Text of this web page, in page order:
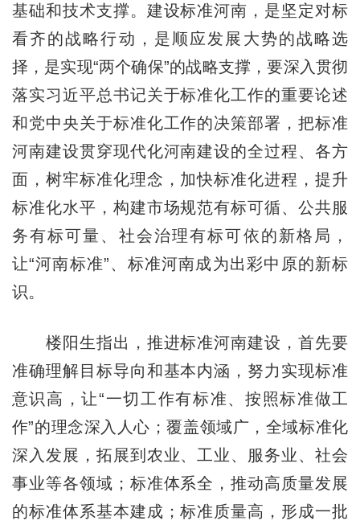
基础和技术支撑。建设标准河南，是坚定对标
看齐的战略行动，是顺应发展大势的战略选
择，是实现“两个确保”的战略支撑，要深入贯彻
落实习近平总书记关于标准化工作的重要论述
和党中央关于标准化工作的决策部署，把标准
河南建设贯穿现代化河南建设的全过程、各方
面，树牢标准化理念，加快标准化进程，提升
标准化水平，构建市场规范有标可循、公共服
务有标可量、社会治理有标可依的新格局，
让“河南标准”、标准河南成为出彩中原的新标
识。
楼阳生指出，推进标准河南建设，首先要
准确理解目标导向和基本内涵，努力实现标准
意识高，让“一切工作有标准、按照标准做工
作”的理念深入人心；覆盖领域广，全域标准化
深入发展，拓展到农业、工业、服务业、社会
事业等各领域；标准体系全，推动高质量发展
的标准体系基本建成；标准质量高，形成一批